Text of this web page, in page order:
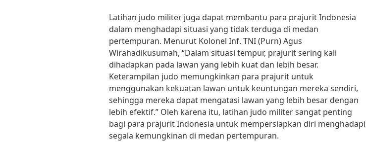
Latihan judo militer juga dapat membantu para prajurit Indonesia
dalam menghadapi situasi yang tidak terduga di medan
pertempuran. Menurut Kolonel Inf. TNI (Purn) Agus
Wirahadikusumah, “Dalam situasi tempur, prajurit sering kali
dihadapkan pada lawan yang lebih kuat dan lebih besar.
Keterampilan judo memungkinkan para prajurit untuk
menggunakan kekuatan lawan untuk keuntungan mereka sendiri,
sehingga mereka dapat mengatasi lawan yang lebih besar dengan
lebih efektif.” Oleh karena itu, latihan judo militer sangat penting
bagi para prajurit Indonesia untuk mempersiapkan diri menghadapi
segala kemungkinan di medan pertempuran.